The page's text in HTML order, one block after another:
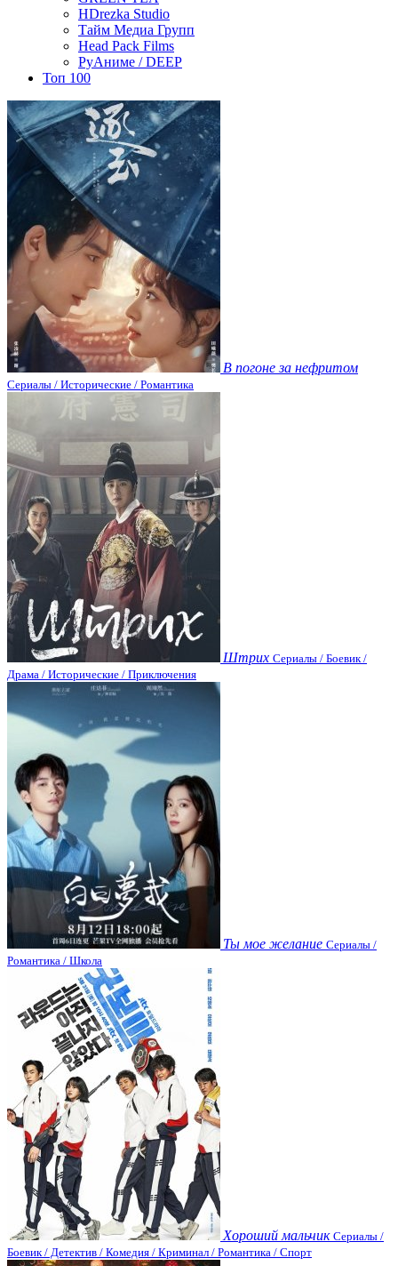
HDrezka Studio
Тайм Медиа Групп
Head Pack Films
РуАниме / DEEP
Топ 100
В погоне за нефритом
Сериалы / Исторические / Романтика
Штрих Сериалы / Боевик /
Драма / Исторические / Приключения
Ты мое желание Сериалы /
Романтика / Школа
Хороший мальчик Сериалы /
Боевик / Детектив / Комедия / Криминал / Романтика / Спорт